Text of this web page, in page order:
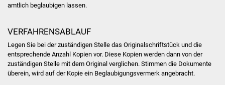
Kirchen
amtlich beglaubigen lassen.
VERFAHRENSABLAUF
Legen Sie bei der zuständigen Stelle das Originalschriftstück und die
entsprechende Anzahl Kopien vor. Diese Kopien werden dann von der
zuständigen Stelle mit dem Original verglichen. Stimmen die Dokumente
überein, wird auf der Kopie ein Beglaubigungsvermerk angebracht.